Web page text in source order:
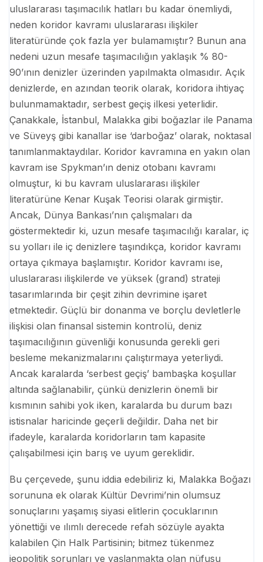
uluslararası taşımacılık hatları bu kadar önemliydi,
neden koridor kavramı uluslararası ilişkiler
literatüründe çok fazla yer bulamamıştır? Bunun ana
nedeni uzun mesafe taşımacılığın yaklaşık % 80-
90’ının denizler üzerinden yapılmakta olmasıdır. Açık
denizlerde, en azından teorik olarak, koridora ihtiyaç
bulunmamaktadır, serbest geçiş ilkesi yeterlidir.
Çanakkale, İstanbul, Malakka gibi boğazlar ile Panama
ve Süveyş gibi kanallar ise ‘darboğaz’ olarak, noktasal
tanımlanmaktaydılar. Koridor kavramına en yakın olan
kavram ise Spykman’ın deniz otobanı kavramı
olmuştur, ki bu kavram uluslararası ilişkiler
literatürüne Kenar Kuşak Teorisi olarak girmiştir.
Ancak, Dünya Bankası’nın çalışmaları da
göstermektedir ki, uzun mesafe taşımacılığı karalar, iç
su yolları ile iç denizlere taşındıkça, koridor kavramı
ortaya çıkmaya başlamıştır. Koridor kavramı ise,
uluslararası ilişkilerde ve yüksek (grand) strateji
tasarımlarında bir çeşit zihin devrimine işaret
etmektedir. Güçlü bir donanma ve borçlu devletlerle
ilişkisi olan finansal sistemin kontrolü, deniz
taşımacılığının güvenliği konusunda gerekli geri
besleme mekanizmalarını çalıştırmaya yeterliydi.
Ancak karalarda ‘serbest geçiş’ bambaşka koşullar
altında sağlanabilir, çünkü denizlerin önemli bir
kısmının sahibi yok iken, karalarda bu durum bazı
istisnalar haricinde geçerli değildir. Daha net bir
ifadeyle, karalarda koridorların tam kapasite
çalışabilmesi için barış ve uyum gereklidir.
Bu çerçevede, şunu iddia edebiliriz ki, Malakka Boğazı
sorununa ek olarak Kültür Devrimi’nin olumsuz
sonuçlarını yaşamış siyasi elitlerin çocuklarının
yönettiği ve ılımlı derecede refah sözüyle ayakta
kalabilen Çin Halk Partisinin; bitmez tükenmez
jeopolitik sorunları ve yaşlanmakta olan nüfusu